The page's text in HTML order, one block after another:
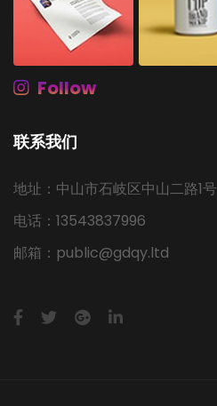
Follow
联系我们
地址：中山市石岐区中山二路1号
电话：13543837996
邮箱：public@gdqy.ltd